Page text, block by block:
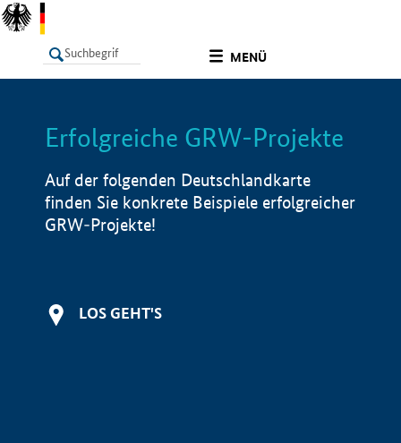
MENÜ
LISTE Info
Erfolgreiche GRW-Projekte
Auf der folgenden Deutschlandkarte
finden Sie konkrete Beispiele erfolgreicher
GRW-Projekte!
LOS GEHT'S